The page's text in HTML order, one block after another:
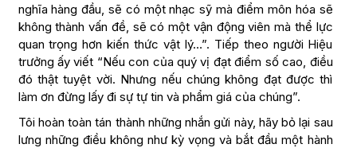
nghĩa hàng đầu, sẽ có một nhạc sỹ mà điểm môn hóa sẽ
không thành vấn đề, sẽ có một vận động viên mà thể lực
quan trọng hơn kiến thức vật lý…”. Tiếp theo người Hiệu
trưởng ấy viết “Nếu con của quý vị đạt điểm số cao, điều
đó thật tuyệt vời. Nhưng nếu chúng không đạt được thì
làm ơn đừng lấy đi sự tự tin và phẩm giá của chúng”.
Tôi hoàn toàn tán thành những nhắn gửi này, hãy bỏ lại sau
lưng những điều không như kỳ vọng và bắt đầu một hành